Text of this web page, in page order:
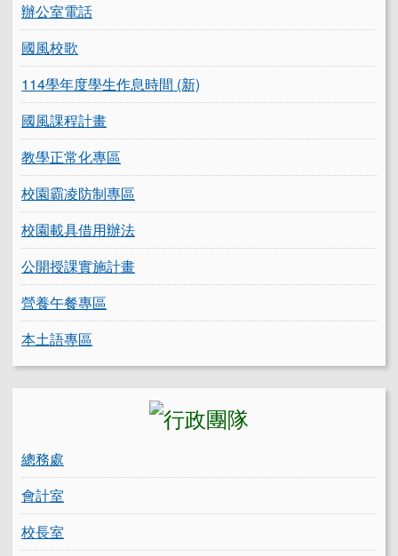
辦公室電話
國風校歌
114學年度學生作息時間 (新)
國風課程計畫
教學正常化專區
校園霸凌防制專區
校園載具借用辦法
公開授課實施計畫
營養午餐專區
本土語專區
總務處
會計室
校長室